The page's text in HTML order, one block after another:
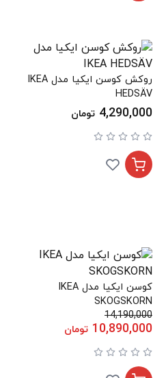
روکش کوسن ایکیا مدل IKEA
HEDSÄV
4,290,000 تومان
کوسن ایکیا مدل IKEA
SKOGSKORN
14,190,000
10,890,000 تومان